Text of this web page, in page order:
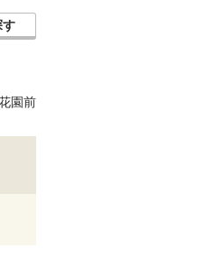
す
園前